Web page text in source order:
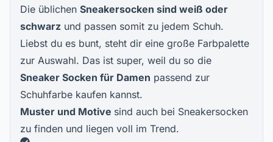
Die üblichen Sneakersocken sind weiß oder
schwarz und passen somit zu jedem Schuh.
Liebst du es bunt, steht dir eine große Farbpalette
zur Auswahl. Das ist super, weil du so die
Sneaker Socken für Damen passend zur
Schuhfarbe kaufen kannst.
Muster und Motive sind auch bei Sneakersocken
zu finden und liegen voll im Trend.